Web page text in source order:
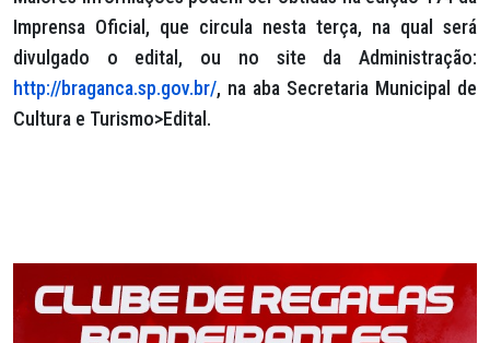
Imprensa Oficial, que circula nesta terça, na qual será
divulgado o edital, ou no site da Administração:
http://braganca.sp.gov.br/, na aba Secretaria Municipal de
Cultura e Turismo>Edital.